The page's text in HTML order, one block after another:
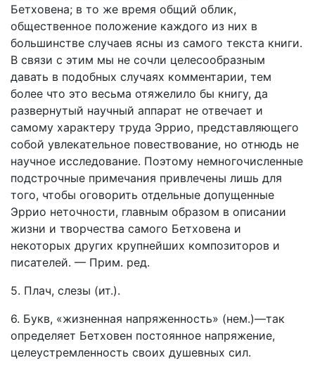
Бетховена; в то же время общий облик,
общественное положение каждого из них в
большинстве случаев ясны из самого текста книги.
В связи с этим мы не сочли целесообразным
давать в подобных случаях комментарии, тем
более что это весьма отяжелило бы книгу, да
развернутый научный аппарат не отвечает и
самому характеру труда Эррио, представляющего
собой увлекательное повествование, но отнюдь не
научное исследование. Поэтому немногочисленные
подстрочные примечания привлечены лишь для
того, чтобы оговорить отдельные допущенные
Эррио неточности, главным образом в описании
жизни и творчества самого Бетховена и
некоторых других крупнейших композиторов и
писателей. — Прим. ред.
5. Плач, слезы (ит.).
6. Букв, «жизненная напряженность» (нем.)—так
определяет Бетховен постоянное напряжение,
целеустремленность своих душевных сил.